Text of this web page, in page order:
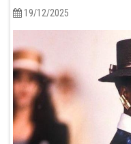
19/12/2025